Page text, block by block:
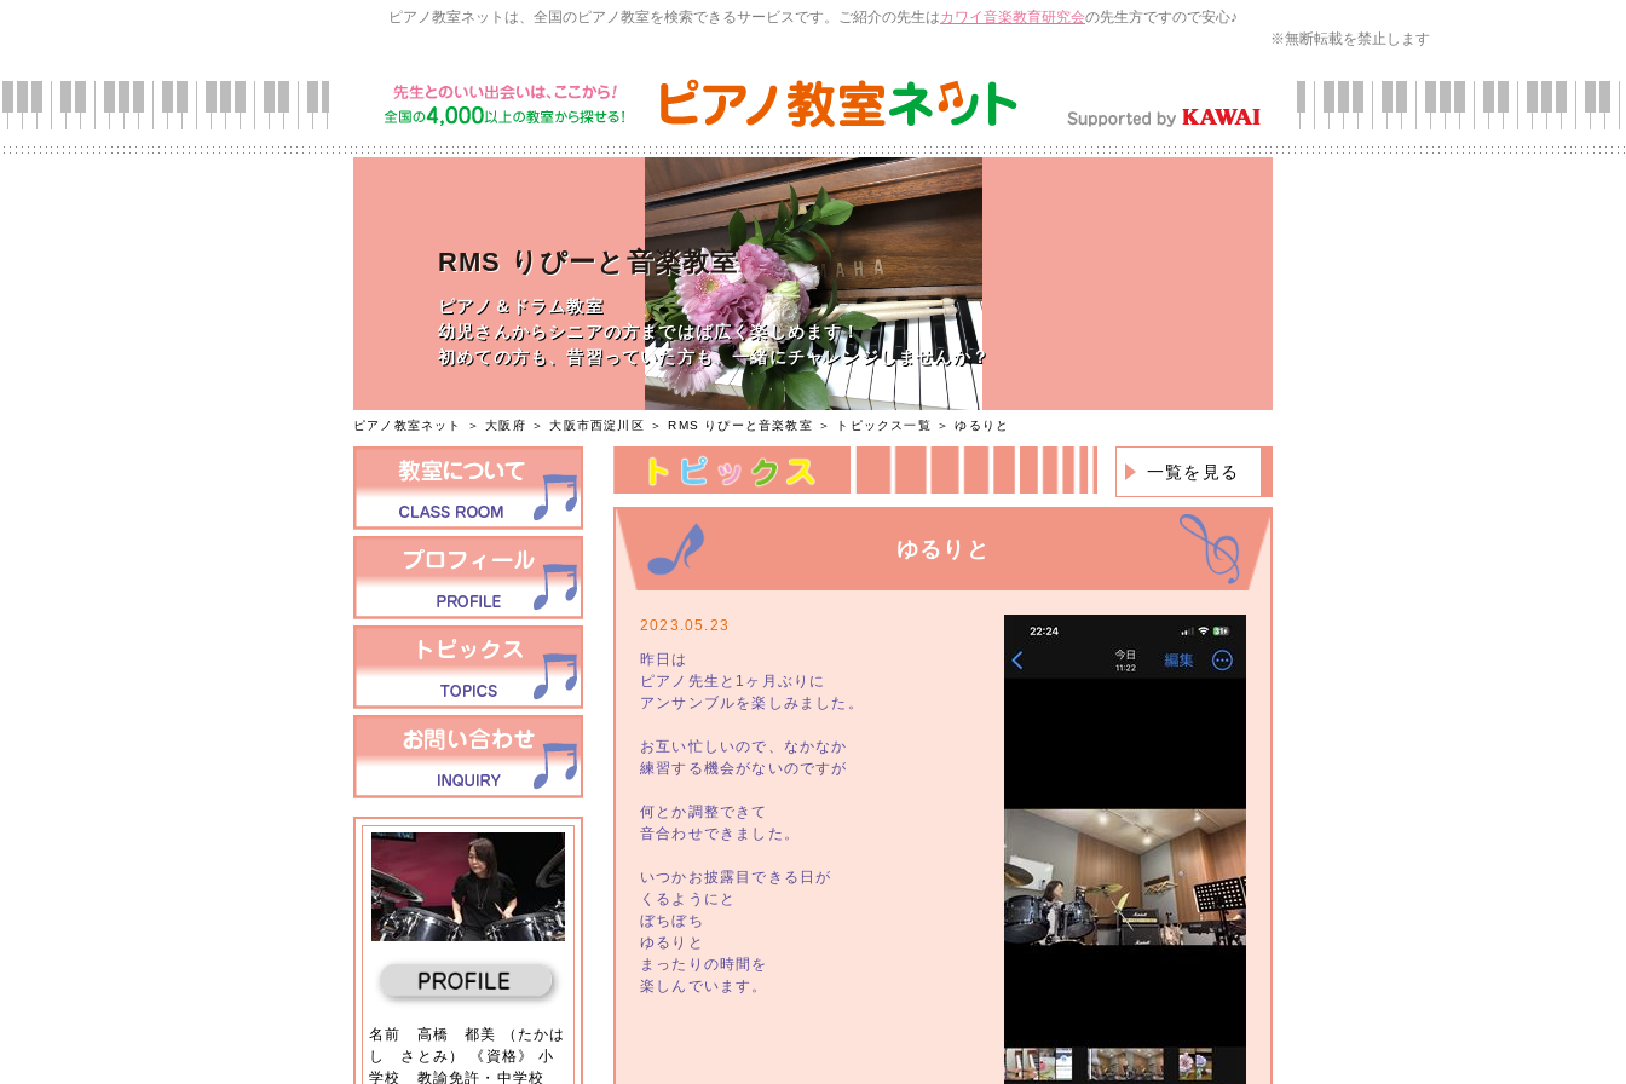
ピアノ教室ネットは、全国のピアノ教室を検索できるサービスです。ご紹介の先生はカワイ音楽教育研究会の先生方ですので安心♪
※無断転載を禁止します
RMS りぴーと音楽教室
ピアノ＆ドラム教室
幼児さんからシニアの方まではば広く楽しめます！
初めての方も、昔習っていた方も、一緒にチャレンジしませんか？
ピアノ教室ネット ＞大阪府 ＞大阪市西淀川区 ＞RMS りぴーと音楽教室 ＞ トピックス一覧 ＞ ゆるりと
名前 高橋 都美 （たかは
し さとみ） 《資格》 小
学校 教諭免許・中学校
一覧を見る
ゆるりと
2023.05.23
昨日は
ピアノ先生と1ヶ月ぶりに
アンサンブルを楽しみました。
お互い忙しいので、なかなか
練習する機会がないのですが
何とか調整できて
音合わせできました。
いつかお披露目できる日が
くるようにと
ぼちぼち
ゆるりと
まったりの時間を
楽しんでいます。